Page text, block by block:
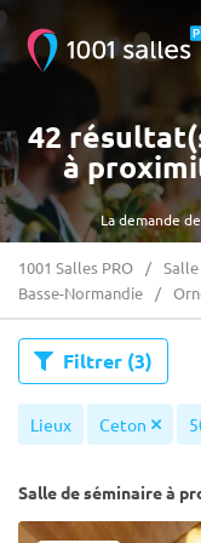
La demande
42
à
1001 Salles PRO
Basse-Normandie
Filtrer (3)
Lieux Ceton
Salle de séminaire à